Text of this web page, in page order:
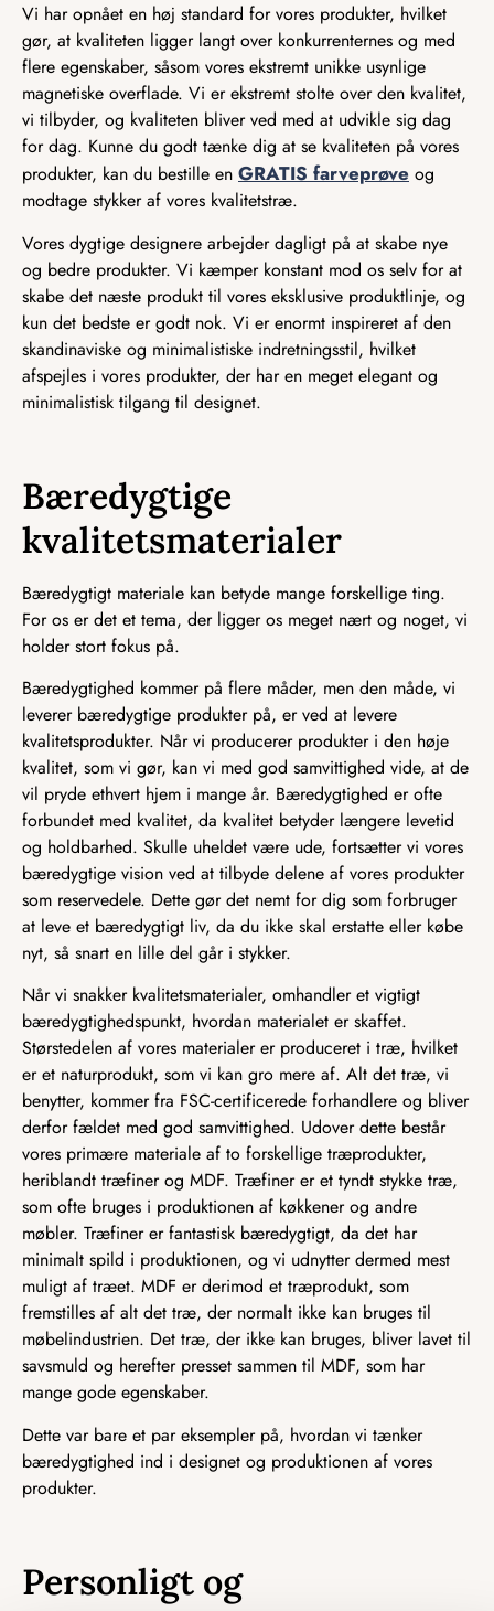
Vi har opnået en høj standard for vores produkter, hvilket
gør, at kvaliteten ligger langt over konkurrenternes og med
flere egenskaber, såsom vores ekstremt unikke usynlige
magnetiske overflade. Vi er ekstremt stolte over den kvalitet,
vi tilbyder, og kvaliteten bliver ved med at udvikle sig dag
for dag. Kunne du godt tænke dig at se kvaliteten på vores
produkter, kan du bestille en GRATIS farveprøve og
modtage stykker af vores kvalitetstræ.
Vores dygtige designere arbejder dagligt på at skabe nye
og bedre produkter. Vi kæmper konstant mod os selv for at
skabe det næste produkt til vores eksklusive produktlinje, og
kun det bedste er godt nok. Vi er enormt inspireret af den
skandinaviske og minimalistiske indretningsstil, hvilket
afspejles i vores produkter, der har en meget elegant og
minimalistisk tilgang til designet.
Bæredygtige
kvalitetsmaterialer
Bæredygtigt materiale kan betyde mange forskellige ting.
For os er det et tema, der ligger os meget nært og noget, vi
holder stort fokus på.
Bæredygtighed kommer på flere måder, men den måde, vi
leverer bæredygtige produkter på, er ved at levere
kvalitetsprodukter. Når vi producerer produkter i den høje
kvalitet, som vi gør, kan vi med god samvittighed vide, at de
vil pryde ethvert hjem i mange år. Bæredygtighed er ofte
forbundet med kvalitet, da kvalitet betyder længere levetid
og holdbarhed. Skulle uheldet være ude, fortsætter vi vores
bæredygtige vision ved at tilbyde delene af vores produkter
som reservedele. Dette gør det nemt for dig som forbruger
at leve et bæredygtigt liv, da du ikke skal erstatte eller købe
nyt, så snart en lille del går i stykker.
Når vi snakker kvalitetsmaterialer, omhandler et vigtigt
bæredygtighedspunkt, hvordan materialet er skaffet.
Størstedelen af vores materialer er produceret i træ, hvilket
er et naturprodukt, som vi kan gro mere af. Alt det træ, vi
benytter, kommer fra FSC-certificerede forhandlere og bliver
derfor fældet med god samvittighed. Udover dette består
vores primære materiale af to forskellige træprodukter,
heriblandt træfiner og MDF. Træfiner er et tyndt stykke træ,
som ofte bruges i produktionen af køkkener og andre
møbler. Træfiner er fantastisk bæredygtigt, da det har
minimalt spild i produktionen, og vi udnytter dermed mest
muligt af træet. MDF er derimod et træprodukt, som
fremstilles af alt det træ, der normalt ikke kan bruges til
møbelindustrien. Det træ, der ikke kan bruges, bliver lavet til
savsmuld og herefter presset sammen til MDF, som har
mange gode egenskaber.
Dette var bare et par eksempler på, hvordan vi tænker
bæredygtighed ind i designet og produktionen af vores
produkter.
Personligt og